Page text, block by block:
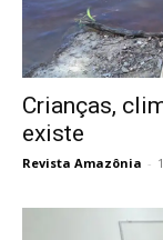
Crianças,
existe
Revista Amazônia -